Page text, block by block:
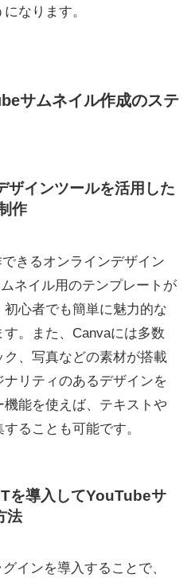
なります。
サムネイル作成のステ
ザインツールを活用した
作
きるオンラインデザイン
ネイル用のテンプレートが
心者でも簡単に魅力的な
。また、Canvaには多数
、写真などの素材が搭載
リティのあるデザインを
能を使えば、テキストや
ることも可能です。
を導入してYouTubeサ
法
インを導入することで、